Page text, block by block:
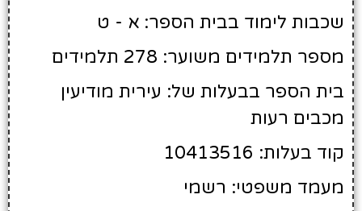
שכבות לימוד בבית הספר: א - ט
מספר תלמידים משוער: 278 תלמידים
בית הספר בבעלות של: עירית מודיעין
מכבים רעות
קוד בעלות: 10413516
מעמד משפטי: רשמי